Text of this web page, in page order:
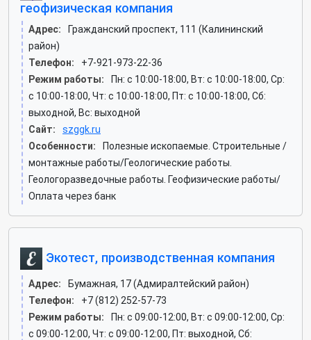
геофизическая компания
Адрес:
Гражданский проспект, 111 (Калининский
район)
Телефон:
+7-921-973-22-36
Режим работы:
Пн: c 10:00-18:00, Вт: c 10:00-18:00, Ср:
c 10:00-18:00, Чт: c 10:00-18:00, Пт: c 10:00-18:00, Сб:
выходной, Вс: выходной
Сайт:
szggk.ru
Особенности:
Полезные ископаемые. Строительные /
монтажные работы/Геологические работы.
Геологоразведочные работы. Геофизические работы/
Оплата через банк
Экотест, производственная компания
Адрес:
Бумажная, 17 (Адмиралтейский район)
Телефон:
+7 (812) 252-57-73
Режим работы:
Пн: c 09:00-12:00, Вт: c 09:00-12:00, Ср:
c 09:00-12:00, Чт: c 09:00-12:00, Пт: выходной, Сб: